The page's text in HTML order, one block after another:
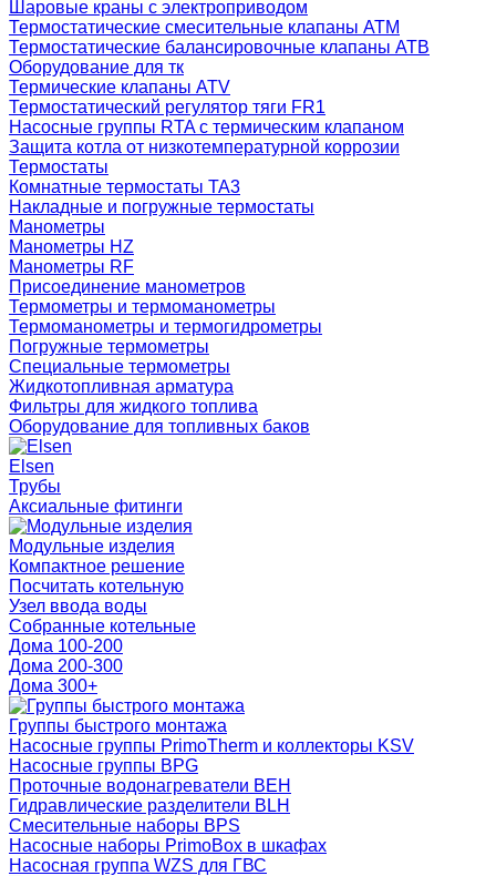
Шаровые краны с электроприводом
Термостатические смесительные клапаны ATM
Термостатические балансировочные клапаны ATB
Оборудование для тк
Термические клапаны ATV
Термостатический регулятор тяги FR1
Насосные группы RTA с термическим клапаном
Защита котла от низкотемпературной коррозии
Термостаты
Комнатные термостаты TA3
Накладные и погружные термостаты
Манометры
Манометры HZ
Манометры RF
Присоединение манометров
Термометры и термоманометры
Термоманометры и термогидрометры
Погружные термометры
Специальные термометры
Жидкотопливная арматура
Фильтры для жидкого топлива
Оборудование для топливных баков
Elsen
Трубы
Аксиальные фитинги
Модульные изделия
Компактное решение
Посчитать котельную
Узел ввода воды
Собранные котельные
Дома 100-200
Дома 200-300
Дома 300+
Группы быстрого монтажа
Насосные группы PrimoTherm и коллекторы KSV
Насосные группы BPG
Проточные водонагреватели BEH
Гидравлические разделители BLH
Смесительные наборы BPS
Насосные наборы PrimoBox в шкафах
Насосная группа WZS для ГВС